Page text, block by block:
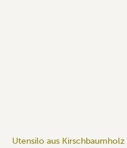
Utensilo aus